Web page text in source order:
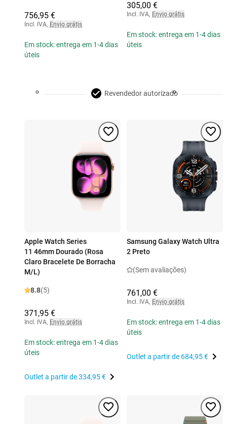
756,95 €
Incl. IVA, Envio grátis
Em stock: entrega em 1-4 dias
úteis
305,00 €
Incl. IVA, Envio grátis
Em stock: entrega em 1-4 dias
úteis
Revendedor autorizado
Apple Watch Series
11 46mm Dourado (Rosa
Claro Bracelete De Borracha
M/L)
8.8(5)
371,95 €
Incl. IVA, Envio grátis
Em stock: entrega em 1-4 dias
úteis
Outlet a partir de334,95 €
Samsung Galaxy Watch Ultra
2 Preto
(Sem avaliações)
761,00 €
Incl. IVA, Envio grátis
Em stock: entrega em 1-4 dias
úteis
Outlet a partir de 684,95 €